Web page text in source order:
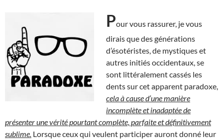
Pour vous rassurer, je vous
dirais que des générations
d’ésotéristes, de mystiques et
autres initiés occidentaux, se
sont littéralement cassés les
dents sur cet apparent paradoxe,
cela à cause d’une manière
incomplète et inadaptée de
présenter une vérité pourtant complète, parfaite et définitivement
sublime. Lorsque ceux qui veulent participer auront donné leur